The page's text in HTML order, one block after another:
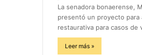
La senadora bonaerense,
presentó un proyecto para
restaurativa para casos de
Leer más »